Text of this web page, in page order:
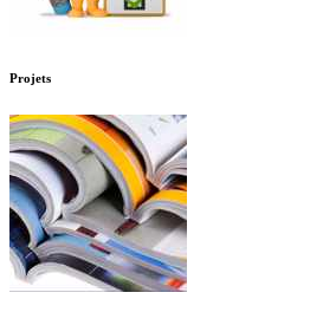
Projets